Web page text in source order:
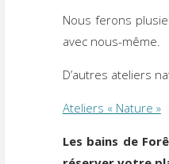
Nous ferons
avec nous-même.
D’autres ateliers
Ateliers « Nature »
Les bains de